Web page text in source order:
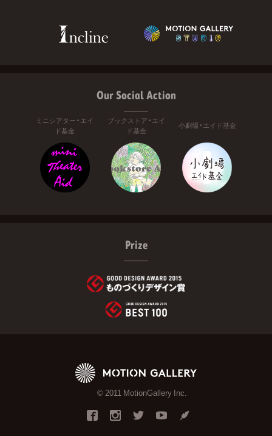
Our Social Action
ミニシアター・エイ
ド基金
ブックストア・エイ
ド基金
小劇場・エイド基金
Prize
© 2011 MotionGallery Inc.